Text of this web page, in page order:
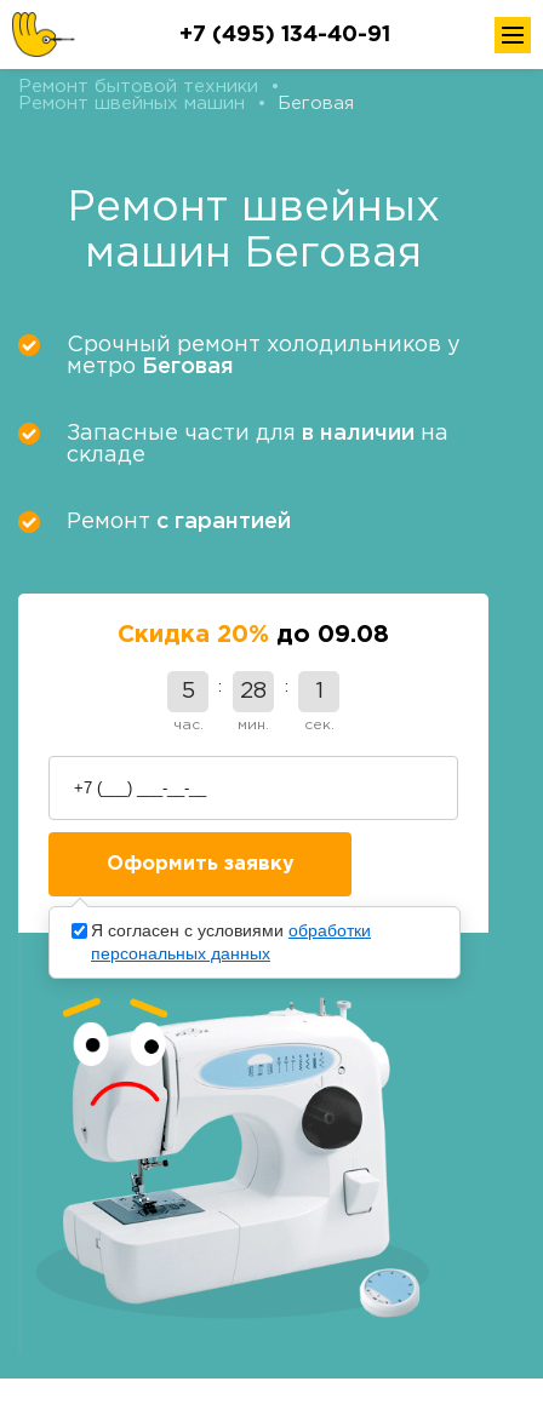
+7 (495) 134-40-91
Ремонт бытовой техники
•
Ремонт швейных машин
• Беговая
Ремонт швейных
машин Беговая
Срочный ремонт холодильников у
метро
Беговая
Запасные части для в наличии на
складе
Ремонт с гарантией
Скидка 20% до 09.08
5
час.
28
мин.
0
сек.
Я согласен с условиями обработки
персональных данных